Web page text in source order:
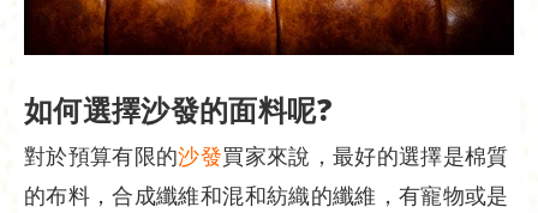
如何選擇沙發的面料呢?
對於預算有限的沙發買家來說，最好的選擇是棉質
的布料，合成纖維和混和紡織的纖維，有寵物或是